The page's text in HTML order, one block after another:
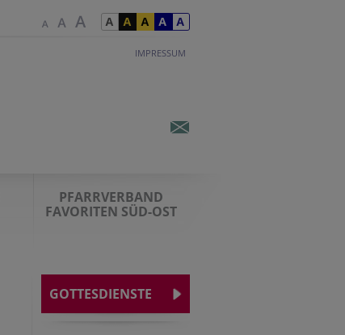
IMPRESSUM
PFARRVERBAND
FAVORITEN SÜD-OST
GOTTESDIENSTE